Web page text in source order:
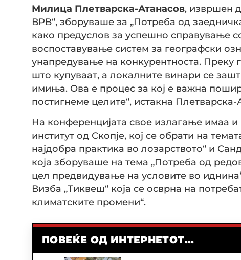
Милица Плетварска-Атанасов, извршен
ВРВ“, зборуваше за „Потреба од
како предуслов за успешно справување
воспоставување систем за географски
унапредување на конкурентноста. Преку
што купуваат, а локалните винари се
имиња. Ова е процес за кој е важна
постигнеме целите“, истакна Плетварска-
На конференцијата свое излагање имаа
институт од Скопје, кој се обрати на
најдобра практика во лозарството“ и
која зборуваше на тема „Потреба од
цел предвидување на условите во
Визба „Тиквеш“ која се осврна на
климатските промени“.
ПОВЕЌЕ ОД ИНТЕРНЕТОТ...